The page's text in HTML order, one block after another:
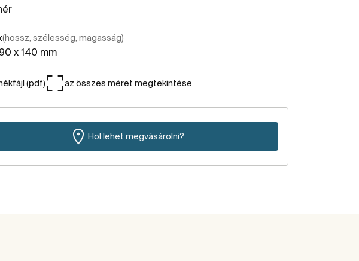
(hossz, szélesség, magasság)
x 140 mm
(pdf) az összes méret megtekintése
Hol lehet megvásárolni?